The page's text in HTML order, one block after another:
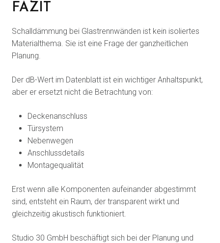
FAZIT
Schalldämmung bei Glastrennwänden ist kein isoliertes
Materialthema. Sie ist eine Frage der ganzheitlichen
Planung.
Der dB-Wert im Datenblatt ist ein wichtiger Anhaltspunkt,
aber er ersetzt nicht die Betrachtung von:
Deckenanschluss
Türsystem
Nebenwegen
Anschlussdetails
Montagequalität
Erst wenn alle Komponenten aufeinander abgestimmt
sind, entsteht ein Raum, der transparent wirkt und
gleichzeitig akustisch funktioniert.
Studio 30 GmbH beschäftigt sich bei der Planung und